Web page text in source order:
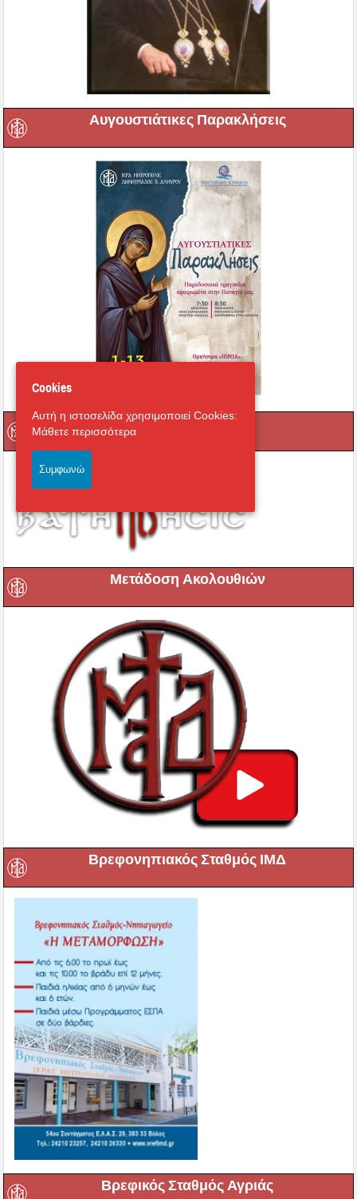
Αυγουστιάτικες Παρακλήσεις
catichisi.gr
Μετάδοση Ακολουθιών
Βρεφονηπιακός Σταθμός ΙΜΔ
Βρεφικός Σταθμός Αγριάς
Cookies
Αυτή η ιστοσελίδα χρησιμοποιεί Cookies:
Μάθετε περισσότερα
Συμφωνώ